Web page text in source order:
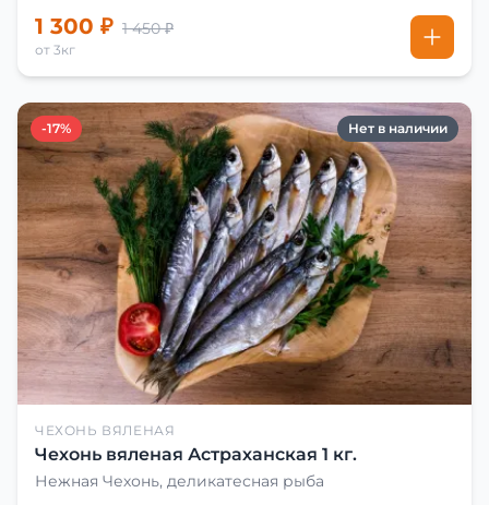
1 300 ₽ 1 450 ₽
от 3кг
-17% Нет в наличии
ЧЕХОНЬ ВЯЛЕНАЯ
Чехонь вяленая Астраханская 1 кг.
Нежная Чехонь, деликатесная рыба